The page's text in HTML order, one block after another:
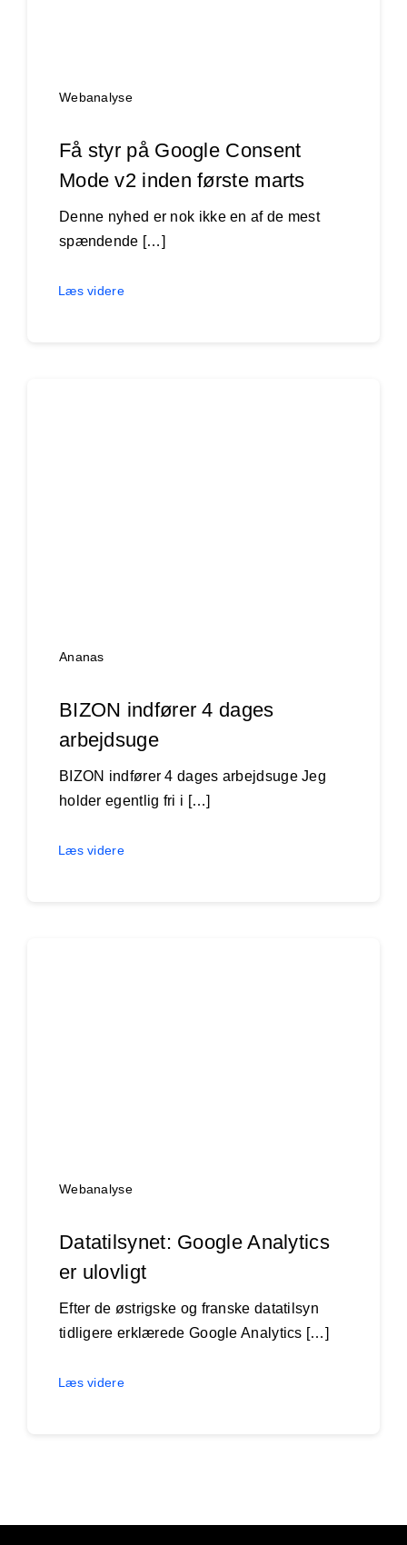
Webanalyse
Få styr på Google Consent
Mode v2 inden første marts
Denne nyhed er nok ikke en af de mest
spændende […]
Læs videre
Ananas
BIZON indfører 4 dages
arbejdsuge
BIZON indfører 4 dages arbejdsuge Jeg
holder egentlig fri i […]
Læs videre
Webanalyse
Datatilsynet: Google Analytics
er ulovligt
Efter de østrigske og franske datatilsyn
tidligere erklærede Google Analytics […]
Læs videre